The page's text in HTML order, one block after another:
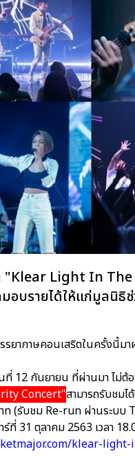
"Klear Light In
บรายได้ให้แก่มูลนิธิ
ยากาษคอนเสริตในครั้งนี้ม
ที่ 12 กันยายน ที่ผ่านมา ไม่
Concert"สามารถรับชมไ
าท (รับชม Re-run ผ่านระบ
ที่ 31 ตุลาคม 2563 เวลา
klear-